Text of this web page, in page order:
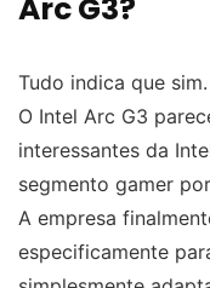
Arc G3?
Tudo indica que sim.
O Intel Arc G3
interessantes da
segmento gamer
A empresa
especificamente